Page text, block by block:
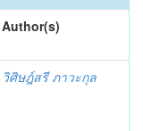
Author(s)
วิศิษฎ์สรี ภาวะกุล